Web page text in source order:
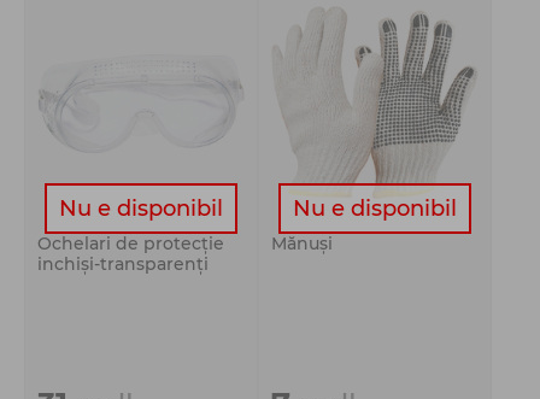
Ochelari de protecție
inchiși-transparenți
Nu e disponibil
Mănuși
Nu e disponibil